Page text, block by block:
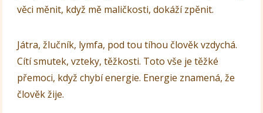
věci měnit, když mě maličkosti, dokáží zpěnit.
Játra, žlučník, lymfa, pod tou tíhou člověk vzdychá.
Cítí smutek, vzteky, těžkosti. Toto vše je těžké
přemoci, když chybí energie. Energie znamená, že
člověk žije.